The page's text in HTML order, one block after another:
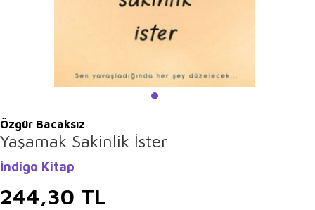
Özgür Bacaksız
Yaşamak Sakinlik İster
İndigo Kitap
244,30 TL